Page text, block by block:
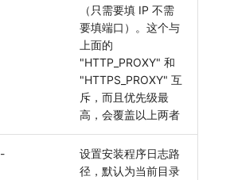
（只需要填 IP 不需
要填端口）。这个与
上面的
"HTTP_PROXY" 和
"HTTPS_PROXY" 互
斥，而且优先级最
高，会覆盖以上两者
-
设置安装程序日志路
径，默认为当前目录